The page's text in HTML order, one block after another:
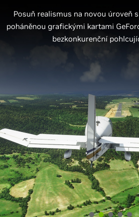
Posuň realismus na novou úroveň
poháněnou grafickými kartami
bezkonkurenční
Posuň realismus na novou úroveň
poháněnou grafickými kartami
bezkonkurenční